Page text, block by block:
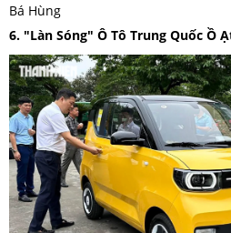
Bá Hùng
6. "Làn Sóng" Ô Tô Trung Quốc Ồ